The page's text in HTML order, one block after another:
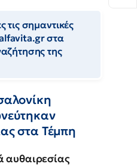
σημαντικές
alfavita.gr στα
της
στα Τέμπη
αυθαιρεσίας